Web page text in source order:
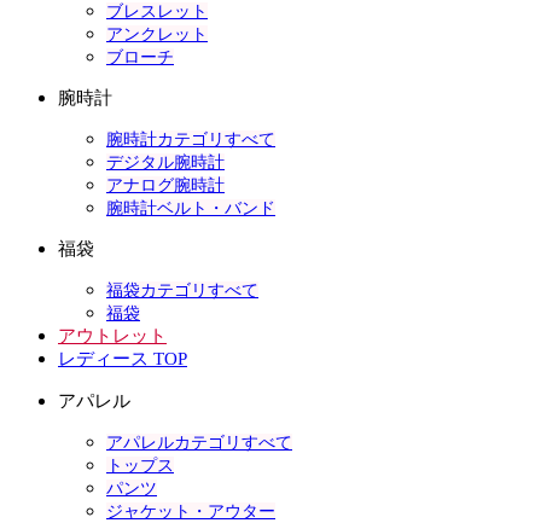
ブレスレット
アンクレット
ブローチ
腕時計
腕時計カテゴリすべて
デジタル腕時計
アナログ腕時計
腕時計ベルト・バンド
福袋
福袋カテゴリすべて
福袋
アウトレット
レディース TOP
アパレル
アパレルカテゴリすべて
トップス
パンツ
ジャケット・アウター